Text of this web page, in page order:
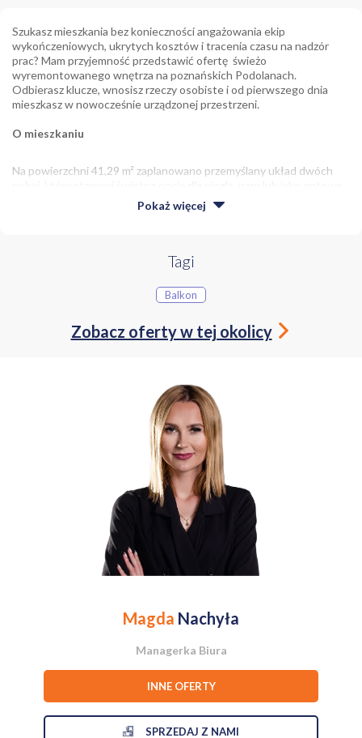
Szukasz mieszkania bez konieczności angażowania ekip
wykończeniowych, ukrytych kosztów i tracenia czasu na nadzór
prac? Mam przyjemność przedstawić ofertę świeżo
wyremontowanego wnętrza na poznańskich Podolanach.
Odbierasz klucze, wnosisz rzeczy osobiste i od pierwszego dnia
mieszkasz w nowocześnie urządzonej przestrzeni.
O mieszkaniu
Na powierzchni 41,29 m² zaplanowano przemyślany układ dwóch
inwestycja pod wynajem. Mieszkanie jest bezpośrednio po
generalnym remoncie i zostało w pełni wyposażone. Na nowego
Istotnym atutem jest wschodnio-południowa ekspozycja okien. To
bardzo praktyczne rozwiązanie: w pierwszej połowie dnia wnętrze
jest dobrze doświetlone naturalnym światłem, a podczas letnich
Dodatkową przestrzeń zapewnia balkon, a usytuowanie na 1
piętrze to optymalny kompromis pomiędzy wygodą codziennego
Adres Jasielska 10a to propozycja dla ceniących sobie spokój
połączony z dobrym dojazdem do centrum. W promieniu kilku minut
spacerem masz dostęp do pełnej infrastruktury handlowo-
usługowej, m.in. Galerii Podolany, dyskontów (Biedronka, Chata
Polska). Sprawny dojazd do centrum i innych dzielnic zapewniają
pobliskie przystanki autobusowe. Równocześnie dzielnica oferuje
świetny dostęp do terenów rekreacyjnych - rozwinięta sieć ścieżek
rowerowych pozwala na szybki, bezpośredni dojazd nad Jezioro
Rusałka oraz Strzeszynek. 500 metrów do przystanku
autobusowego, 6 minut samochodem do Galerii Plaza.
Najważniejsze informacje:
- Powierzchnia: 41,29 m² (2 pokoje + balkon)
- Piętro: 1
- Winda
- Stan: Świeżo po remoncie (pełne, nowe wyposażenie w cenie)
Pokaż więcej
Tagi
Balkon
Zobacz oferty w tej okolicy
Magda Nachyła
Managerka Biura
INNE OFERTY
SPRZEDAJ Z NAMI